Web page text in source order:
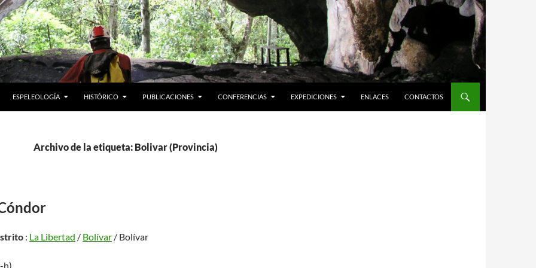
ESPELEOLOGÍA HISTÓRICO PUBLICACIONES CONFERENCIAS EXPEDICIONES ENLACES CONTACTOS
Archivo de la etiqueta: Bolivar (Provincia)
: La Libertad / Bolívar / Bolívar
h)